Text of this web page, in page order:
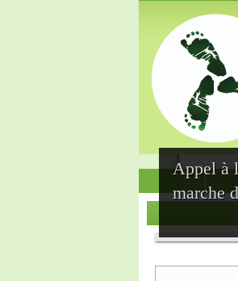
News
Appel à
marche